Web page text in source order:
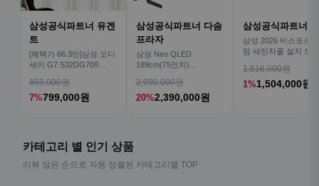
삼성공식파트너 유겐
트
[혜택가 66.3만]삼성 오디
세이 G7 S32DG700
859,000원
7%799,000원
삼성공식파트너 다솜
프라자
삼성 Neo QLED
189cm(75인치)
TV
2,990,000원
20%2,390,000원
삼성공식파트너
삼성 2026 비스포크
팀 새틴차콜 설치 보
1,516,000원
1%1,504,000원
카테고리 별 인기 상품
리뷰 많은 순으로 자동 정렬된 카테고리별 TOP